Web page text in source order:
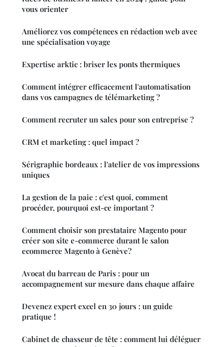
vous orienter
Améliorez vos compétences en rédaction web avec
une spécialisation voyage
Expertise arktic : briser les ponts thermiques
Comment intégrer efficacement l'automatisation
dans vos campagnes de télémarketing ?
Comment recruter un sales pour son entreprise ?
CRM et marketing : quel impact ?
Sérigraphie bordeaux : l'atelier de vos impressions
uniques
La gestion de la paie : c'est quoi, comment
procéder, pourquoi est-ce important ?
Comment choisir son prestataire Magento pour
créer son site e-commerce durant le salon
ecommerce Magento à Genève?
Avocat du barreau de Paris : pour un
accompagnement sur mesure dans chaque affaire
Devenez expert excel en 30 jours : un guide
pratique !
Cabinet de chasseur de tête : comment lui déléguer